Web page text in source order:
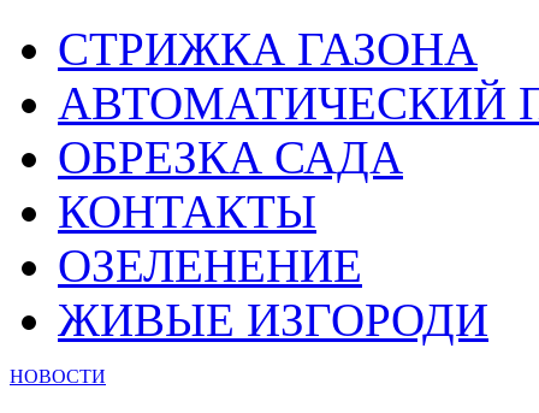
СТРИЖКА ГАЗОНА
АВТОМАТИЧЕСКИЙ
ОБРЕЗКА САДА
КОНТАКТЫ
ОЗЕЛЕНЕНИЕ
ЖИВЫЕ ИЗГОРОДИ
НОВОСТИ